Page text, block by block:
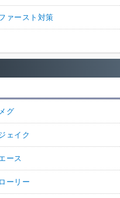
ァースト対策
メグ
ェイク
ース
ローリー